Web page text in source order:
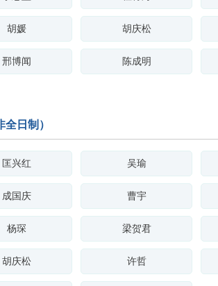
胡媛 胡庆松
邢博闻 陈成明
日制）
匡兴红 吴瑜
成国庆 曹宇
杨琛 梁贺君
胡庆松 许哲